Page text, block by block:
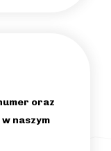
oraz
naszym